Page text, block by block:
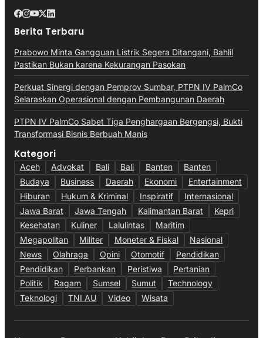
Berita Terbaru
Prabowo Minta Gangguan Listrik Segera Ditangani, Bahlil
Pastikan Bukan karena Kekurangan Pasokan
Perkuat Sinergi dengan Pemprov Sumbar, PTPN IV PalmCo
Selaraskan Operasional dengan Pembangunan Daerah
PTPN IV PalmCo Sabet Tiga Penghargaan Bergengsi, Bukti
Transformasi Bisnis Berbuah Manis
Kategori
Aceh Advokat Bali Bali Banten
Banten
Budaya
Business Daerah Ekonomi
Entertainment
Hiburan
Hukum & Kriminal Inspiratif
Internasional
Jawa Barat
Jawa Tengah Kalimantan Barat
Kepri
Kesehatan
Kuliner Lalulintas
Maritim
Megapolitan
Militer Moneter & Fiskal
Nasional
News
Olahraga Opini Otomotif
Pendidikan
Pendidikan
Perbankan Peristiwa
Pertanian
Politik
Ragam Sumsel Sumut
Technology
Teknologi
TNI AU Video Wisata